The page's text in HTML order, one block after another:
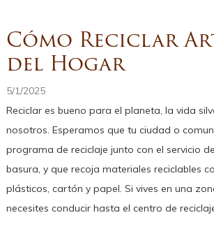
Cómo Reciclar
del Hogar
5/1/2025
Reciclar es bueno para el planeta, la vida
nosotros. Esperamos que tu ciudad o
programa de reciclaje junto con el servicio
basura, y que recoja materiales reciclables
plásticos, cartón y papel. Si vives en una
necesites conducir hasta el centro de